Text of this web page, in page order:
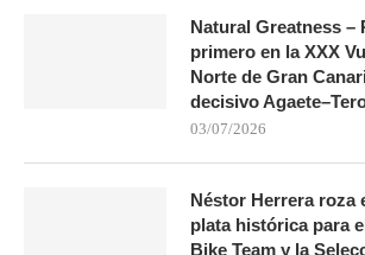
Natural Greatness –
primero en la XXX
Norte de Gran
decisivo
03/07/2026
Néstor Herrera roza
plata histórica para
Bike Team y la